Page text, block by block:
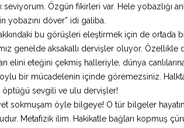
seviyorum. Özgün fikirleri var. Hele yobazlığı
yobazını döver” idi galiba.
bu görüşleri eleştirmek için de
genelde aksakallı dervişler oluyor.
elini eteğini çekmiş halleriyle, dünya
bir mücadelenin içinde göremezsiniz.
öptüğü sevgili ve ulu dervişler!
sokmuşam öyle bilgeye! O tür bilgeler
Metafizik ilim. Hakikatle bağları kopmuş